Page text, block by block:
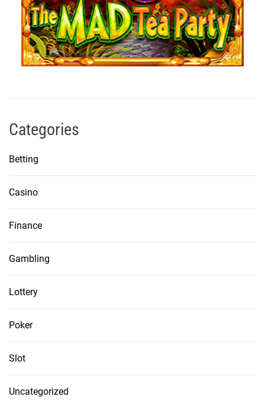
Categories
Betting
Casino
Finance
Gambling
Lottery
Poker
Slot
Uncategorized